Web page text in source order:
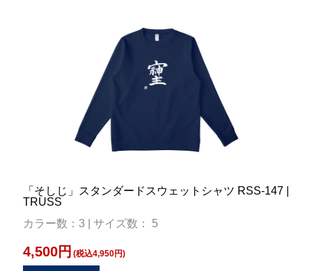
「そしじ」スタンダードスウェットシャツ RSS-147 |
TRUSS
カラー数：3 | サイズ数： 5
4,500円 (税込4,950円)